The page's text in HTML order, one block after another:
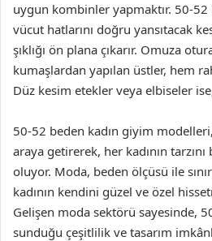
uygun kombinler yapmaktır. 50-52
vücut hatlarını doğru yansıtacak
şıklığı ön plana çıkarır. Omuza
kumaşlardan yapılan üstler, hem
Düz kesim etekler veya elbiseler
50-52 beden kadın giyim
araya getirerek, her kadının tarzını
oluyor. Moda, beden ölçüsü ile
kadının kendini güzel ve özel
Gelişen moda sektörü sayesinde,
sunduğu çeşitlilik ve tasarım